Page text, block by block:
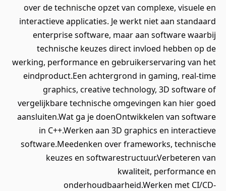
over de technische opzet van complexe, visuele en
interactieve applicaties. Je werkt niet aan standaard
enterprise software, maar aan software waarbij
technische keuzes direct invloed hebben op de
werking, performance en gebruikerservaring van het
eindproduct.Een achtergrond in gaming, real-time
graphics, creative technology, 3D software of
vergelijkbare technische omgevingen kan hier goed
aansluiten.Wat ga je doenOntwikkelen van software
in C++.Werken aan 3D graphics en interactieve
software.Meedenken over frameworks, technische
keuzes en softwarestructuur.Verbeteren van
kwaliteit, performance en
onderhoudbaarheid.Werken met CI/CD-